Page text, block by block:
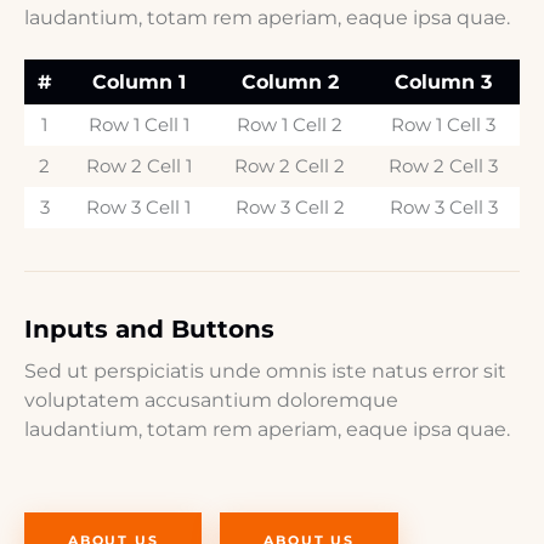
laudantium, totam rem aperiam, eaque ipsa quae.
# Column 1 Column 2
Column 3
1
Row 1 Cell 1 Row 1 Cell 2
Row 1 Cell 3
2
Row 2 Cell 1 Row 2 Cell 2
Row 2 Cell 3
3
Row 3 Cell 1 Row 3 Cell 2 Row 3 Cell 3
Inputs and Buttons
Sed ut perspiciatis unde omnis iste natus error sit
voluptatem accusantium doloremque
laudantium, totam rem aperiam, eaque ipsa quae.
ABOUT US ABOUT US